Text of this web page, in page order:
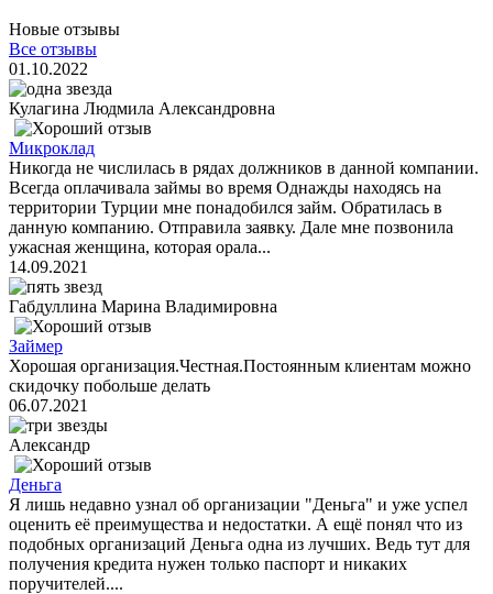
Новые отзывы
Все отзывы
01.10.2022
Кулагина Людмила Александровна
Микроклад
Никогда не числилась в рядах должников в данной компании.
Всегда оплачивала займы во время Однажды находясь на
территории Турции мне понадобился займ. Обратилась в
данную компанию. Отправила заявку. Дале мне позвонила
ужасная женщина, которая орала...
14.09.2021
Габдуллина Марина Владимировна
Займер
Хорошая организация.Честная.Постоянным клиентам можно
скидочку побольше делать
06.07.2021
Александр
Деньга
Я лишь недавно узнал об организации "Деньга" и уже успел
оценить её преимущества и недостатки. А ещё понял что из
подобных организаций Деньга одна из лучших. Ведь тут для
получения кредита нужен только паспорт и никаких
поручителей....